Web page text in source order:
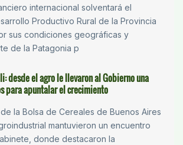
internacional solventará el
Productivo Rural de la Provincia
sus condiciones geográficas y
de la Patagonia p
desde el agro le llevaron al Gobierno una
para apuntalar el crecimiento
la Bolsa de Cereales de Buenos Aires
mantuvieron un encuentro
donde destacaron la